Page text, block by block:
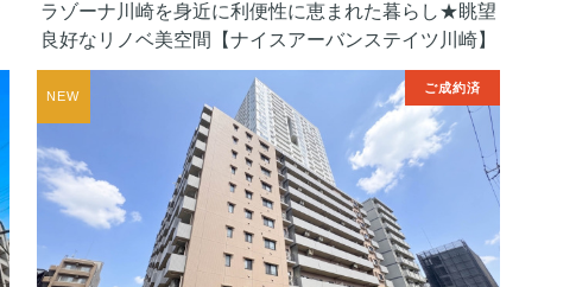
ラゾーナ川崎を身近に利便性に恵まれた暮らし★眺望
良好なリノベ美空間【ナイスアーバンステイツ川崎】